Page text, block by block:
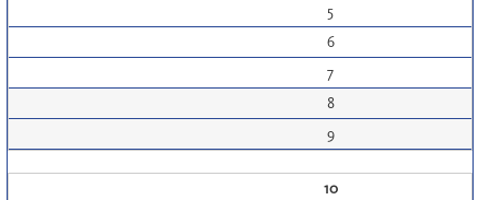
5
6
7
8
9
10